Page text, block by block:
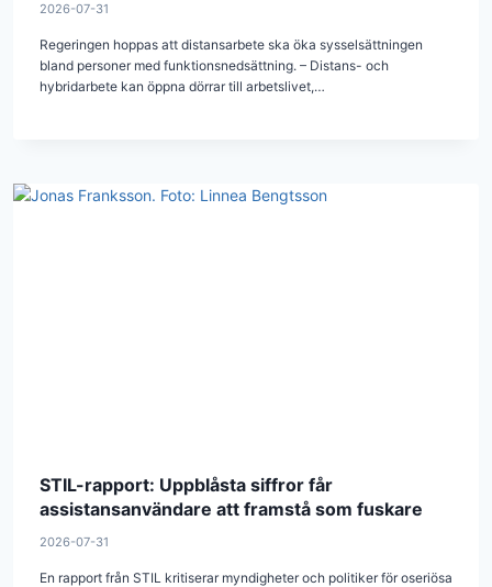
2026-07-31
Regeringen hoppas att distansarbete ska öka sysselsättningen
bland personer med funktionsnedsättning. – Distans- och
hybridarbete kan öppna dörrar till arbetslivet,…
STIL-rapport: Uppblåsta siffror får
assistansanvändare att framstå som fuskare
2026-07-31
En rapport från STIL kritiserar myndigheter och politiker för oseriösa